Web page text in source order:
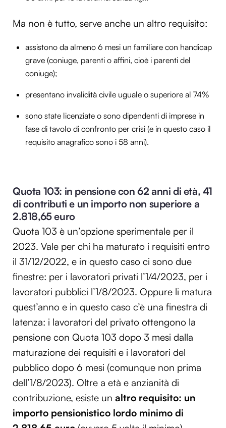
Ma non è tutto, serve anche un altro requisito:
assistono da almeno 6 mesi un familiare con handicap
grave (coniuge, parenti o affini, cioè i parenti del
coniuge);
presentano invalidità civile uguale o superiore al 74%
sono state licenziate o sono dipendenti di imprese in
fase di tavolo di confronto per crisi (e in questo caso il
requisito anagrafico sono i 58 anni).
Quota 103: in pensione con 62 anni di età, 41
di contributi e un importo non superiore a
2.818,65 euro
Quota 103 è un’opzione sperimentale per il
2023. Vale per chi ha maturato i requisiti entro
il 31/12/2022, e in questo caso ci sono due
finestre: per i lavoratori privati l’1/4/2023, per i
lavoratori pubblici l’1/8/2023. Oppure li matura
quest’anno e in questo caso c’è una finestra di
latenza: i lavoratori del privato ottengono la
pensione con Quota 103 dopo 3 mesi dalla
maturazione dei requisiti e i lavoratori del
pubblico dopo 6 mesi (comunque non prima
dell’1/8/2023). Oltre a età e anzianità di
contribuzione, esiste un altro requisito: un
importo pensionistico lordo minimo di